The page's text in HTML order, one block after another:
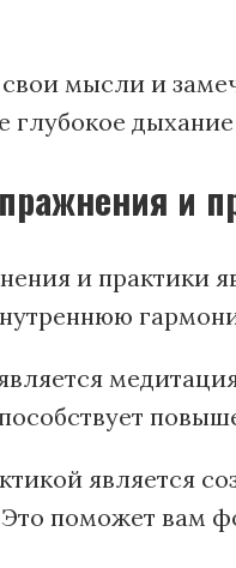
мысли и
глубокое
и
и практики
является
поможет вам